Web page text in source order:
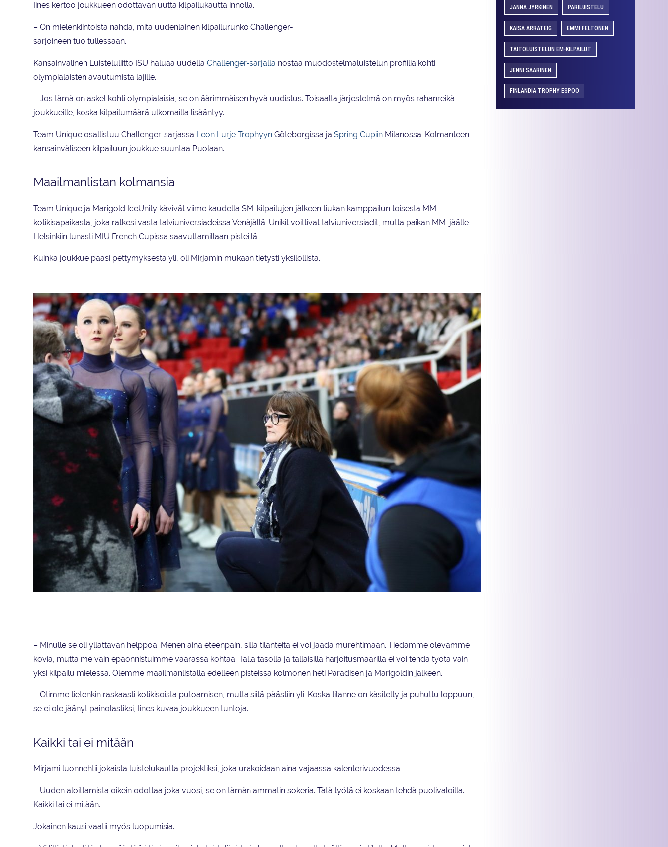
Iines kertoo joukkueen odottavan uutta kilpailukautta innolla.
– On mielenkiintoista nähdä, mitä uudenlainen kilpailurunko Challenger-
sarjoineen tuo tullessaan.
Kansainvälinen Luisteluliitto ISU haluaa uudella Challenger-sarjalla nostaa muodostelmaluistelun profiilia kohti
olympialaisten avautumista lajille.
– Jos tämä on askel kohti olympialaisia, se on äärimmäisen hyvä uudistus. Toisaalta järjestelmä on myös rahanreikä
joukkueille, koska kilpailumäärä ulkomailla lisääntyy.
Team Unique osallistuu Challenger-sarjassa Leon Lurje Trophyyn Göteborgissa ja Spring Cupiin Milanossa. Kolmanteen
kansainväliseen kilpailuun joukkue suuntaa Puolaan.
Maailmanlistan kolmansia
Team Unique ja Marigold IceUnity kävivät viime kaudella SM-kilpailujen jälkeen tiukan kamppailun toisesta MM-
kotikisapaikasta, joka ratkesi vasta talviuniversiadeissa Venäjällä. Unikit voittivat talviuniversiadit, mutta paikan MM-jäälle
Helsinkiin lunasti MIU French Cupissa saavuttamillaan pisteillä.
Kuinka joukkue pääsi pettymyksestä yli, oli Mirjamin mukaan tietysti yksilöllistä.
– Minulle se oli yllättävän helppoa. Menen aina eteenpäin, sillä tilanteita ei voi jäädä murehtimaan. Tiedämme olevamme
kovia, mutta me vain epäonnistuimme väärässä kohtaa. Tällä tasolla ja tällaisilla harjoitusmäärillä ei voi tehdä työtä vain
yksi kilpailu mielessä. Olemme maailmanlistalla edelleen pisteissä kolmonen heti Paradisen ja Marigoldin jälkeen.
– Otimme tietenkin raskaasti kotikisoista putoamisen, mutta siitä päästiin yli. Koska tilanne on käsitelty ja puhuttu loppuun,
se ei ole jäänyt painolastiksi, Iines kuvaa joukkueen tuntoja.
Kaikki tai ei mitään
Mirjami luonnehtii jokaista luistelukautta projektiksi, joka urakoidaan aina vajaassa kalenterivuodessa.
– Uuden aloittamista oikein odottaa joka vuosi, se on tämän ammatin sokeria. Tätä työtä ei koskaan tehdä puolivaloilla.
Kaikki tai ei mitään.
Jokainen kausi vaatii myös luopumisia.
JANNA JYRKINEN PARILUISTELU
KAISA ARRATEIG EMMI PELTONEN
TAITOLUISTELUN EM-KILPAILUT
JENNI SAARINEN
FINLANDIA TROPHY ESPOO